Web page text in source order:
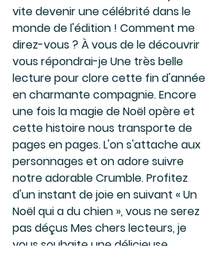
vite devenir une célébrité dans le
monde de l'édition ! Comment me
direz-vous ? À vous de le découvrir
vous répondrai-je Une très belle
lecture pour clore cette fin d'année
en charmante compagnie. Encore
une fois la magie de Noël opère et
cette histoire nous transporte de
pages en pages. L'on s'attache aux
personnages et on adore suivre
notre adorable Crumble. Profitez
d'un instant de joie en suivant « Un
Noël qui a du chien », vous ne serez
pas déçus Mes chers lecteurs, je
vous souhaite une délicieuse